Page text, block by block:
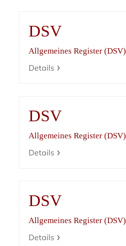
DSV
Allgemeines Register (DSV)
Details
DSV
Allgemeines Register (DSV)
Details
DSV
Allgemeines Register (DSV)
Details